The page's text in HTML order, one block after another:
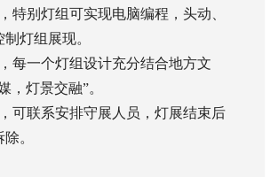
特别灯组可实现电脑编程，头动、
灯组展现。
每一个灯组设计充分结合地方文
，灯景交融”。
可联系安排守展人员，灯展结束后
。